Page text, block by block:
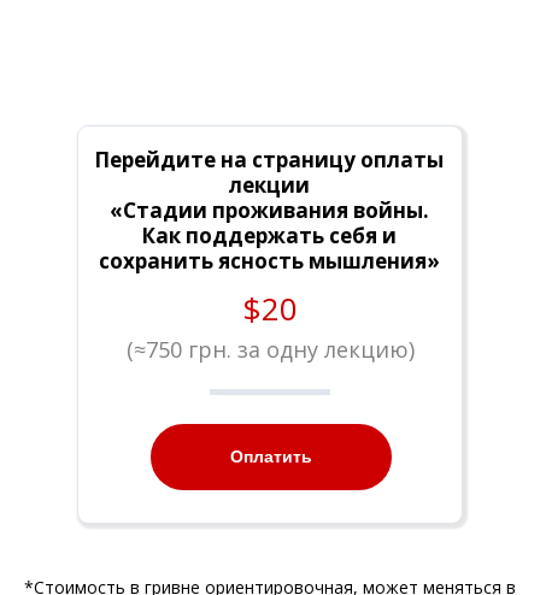
Перейдите на страницу оплаты
лекции
«Стадии проживания войны.
Как поддержать себя и
сохранить ясность мышления»
$20
(≈750 грн. за одну лекцию)
Оплатить
*Стоимость в гривне ориентировочная, может меняться в